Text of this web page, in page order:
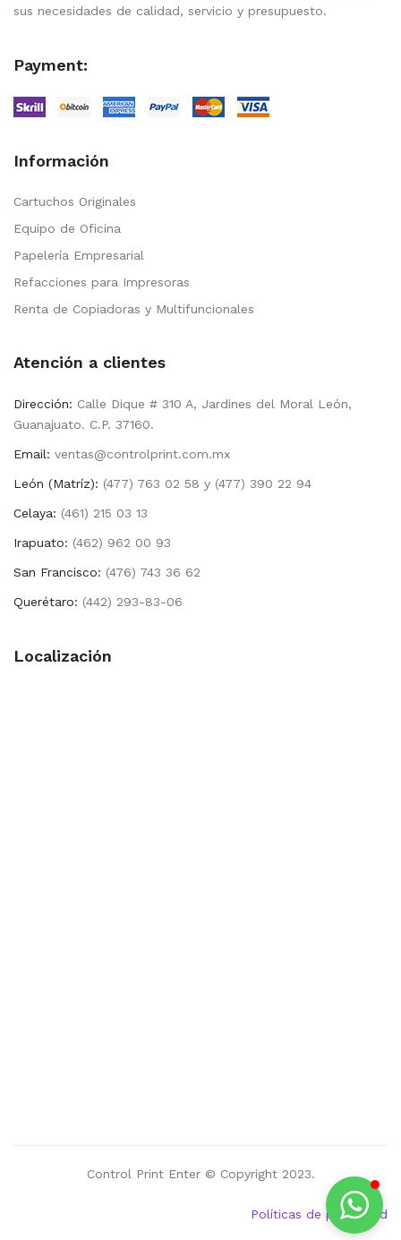
sus necesidades de calidad, servicio y presupuesto.
Payment:
Información
Cartuchos Originales
Equipo de Oficina
Papelería Empresarial
Refacciones para Impresoras
Renta de Copiadoras y Multifuncionales
Atención a clientes
Dirección: Calle Dique # 310 A, Jardines del Moral León,
Guanajuato. C.P. 37160.
Email: ventas@controlprint.com.mx
León (Matríz): (477) 763 02 58 y (477) 390 22 94
Celaya: (461) 215 03 13
Irapuato: (462) 962 00 93
San Francisco: (476) 743 36 62
Querétaro: (442) 293-83-06
Localización
Control Print Enter © Copyright 2023.
Políticas de privacidad